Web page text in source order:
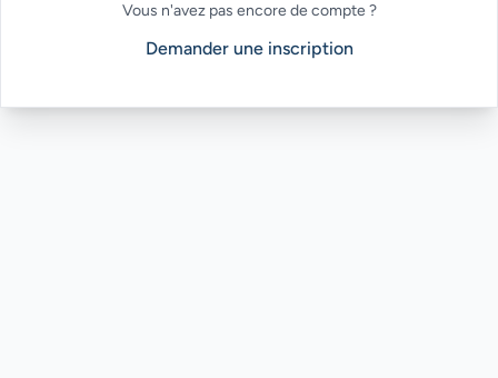
Vous n'avez pas encore de compte ?
Demander une inscription